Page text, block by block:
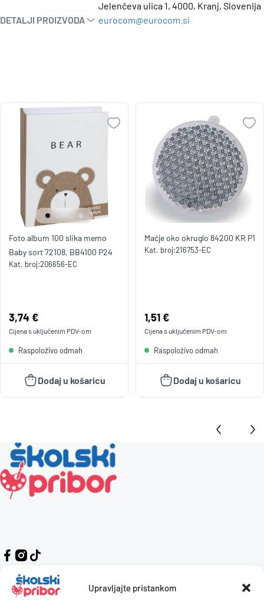
Upravljajte pristankom
DETALJI PROIZVODA
Jelenčeva ulica 1, 4000, Kranj, Slovenija
eurocom@eurocom.si
Foto album 100 slika memo
Baby sort 72108, BB4100 P24
Kat. broj:206656-EC
Cijena:
3,74 €
Cijena s uključenim PDV-om
Raspoloživo odmah
Dodaj u košaricu
Mačje oko okruglo 84200 KR P1
Kat. broj:216753-EC
Cijena:
1,51 €
Cijena s uključenim PDV-om
Raspoloživo odmah
Dodaj u košaricu